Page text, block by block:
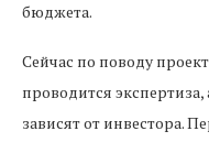
бюджета.
Сейчас по поводу
проводится
зависят от инвестора.